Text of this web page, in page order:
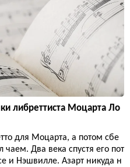
либреттиста Моцарта Ло
для Моцарта, а потом сбе
Два века спустя его пот
и Нэшвилле. Азарт никуда н